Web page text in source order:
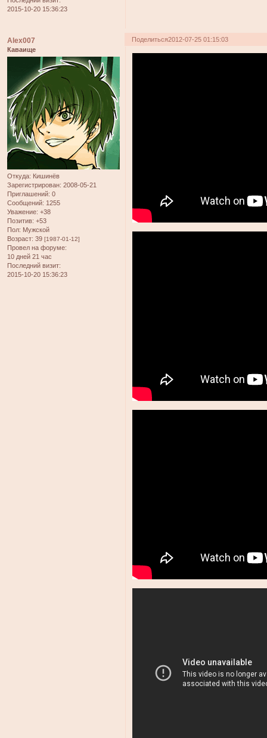
2015-10-20 15:36:23
Поделиться2012-07-25 01:15:03
Alex007
Каваище
Откуда: Кишинёв
Зарегистрирован: 2008-05-21
Приглашений: 0
Сообщений: 1255
Уважение: +38
Позитив: +53
Пол: Мужской
Возраст: 39 [1987-01-12]
Провел на форуме:
10 дней 21 час
Последний визит:
2015-10-20 15:36:23